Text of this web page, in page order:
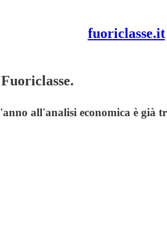
fuoriclasse.it
all'analisi economica è già